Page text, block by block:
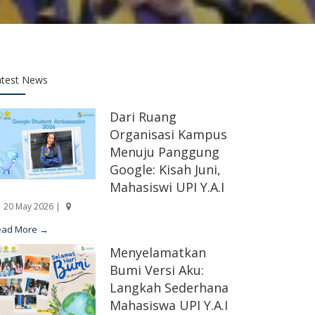
News
Dari Ruang
Organisasi Kampus
Menuju Panggung
Google: Kisah Juni,
Mahasiswi UPI Y.A.I
20 May 2026 |
More →
Menyelamatkan
Bumi Versi Aku:
Langkah Sederhana
Mahasiswa UPI Y.A.I